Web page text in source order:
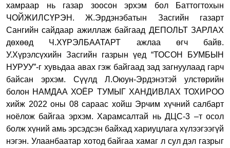
хамраар нь газар зоосон эрхэм бол Баттогтохын
ЧОЙЖИЛСҮРЭН. Ж.Эрдэнэбатын Засгийн газарт
Сангийн сайдаар ажиллаж байгаад ДЕПОЛЬТ ЗАРЛАХ
дөхөөд Ч.ХҮРЭЛБААТАРТ ажлаа өгч байв.
У.Хүрэлсүхийн Засгийн газрын үед “ТОСОН БУМБЫН
НУРУУ”-г хувьдаа авах гэж байгаад зад загнуулаад гарч
байсан эрхэм. Сүүлд Л.Оюун-Эрдэнэтэй улстөрийн
болон НАМДАА ХОЁР ТУМЫГ ХАНДИВЛАХ ТОХИРОО
хийж 2022 оны 08 сараас хойш Эрчим хүчний салбарт
ноёлож байгаа эрхэм. Харамсалтай нь ДЦС-3 –т осол
болж хүний амь эрсэдсэн байхад хариуцлага хүлээгээгүй
нэгэн. Улаанбаатар хотод байгаа хамаг л сул дэл газрыг